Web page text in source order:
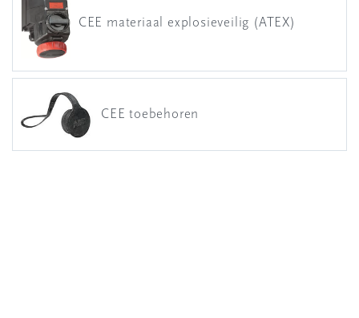
CEE materiaal explosieveilig (ATEX)
CEE toebehoren